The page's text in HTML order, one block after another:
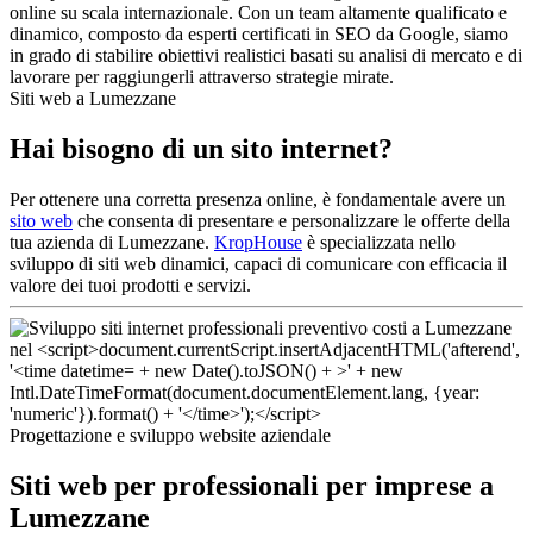
online su scala internazionale. Con un team altamente qualificato e
dinamico, composto da esperti certificati in SEO da Google, siamo
in grado di stabilire obiettivi realistici basati su analisi di mercato e di
lavorare per raggiungerli attraverso strategie mirate.
Siti web a Lumezzane
Hai bisogno di un sito internet?
Per ottenere una corretta presenza online, è fondamentale avere un
sito web che consenta di presentare e personalizzare le offerte della
tua azienda di Lumezzane. KropHouse è specializzata nello
sviluppo di siti web dinamici, capaci di comunicare con efficacia il
valore dei tuoi prodotti e servizi.
Progettazione e sviluppo website aziendale
Siti web per professionali per imprese a
Lumezzane